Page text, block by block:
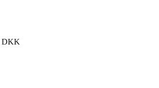
DKK